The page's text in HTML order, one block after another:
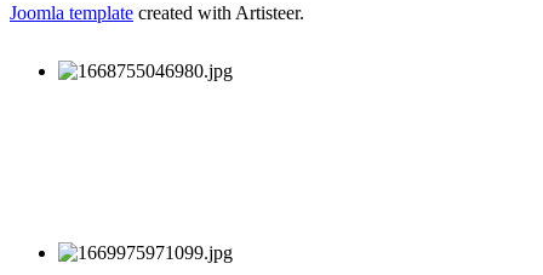
Joomla template created with Artisteer.